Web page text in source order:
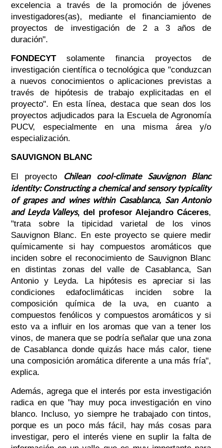
excelencia a través de la promoción de jóvenes
investigadores(as), mediante el financiamiento de
proyectos de investigación de 2 a 3 años de
duración".
FONDECYTsolamente financia proyectos de
investigación científica o tecnológica que "conduzcan
a nuevos conocimientos o aplicaciones previstas a
través de hipótesis de trabajo explicitadas en el
proyecto". En esta línea, destaca que sean dos los
proyectos adjudicados para la Escuela de Agronomía
PUCV, especialmente en una misma área y/o
especialización.
SAUVIGNON BLANC
El proyecto Chilean cool-climate Sauvignon Blanc
identity: Constructing a chemical and sensory typicality
of grapes and wines within Casablanca, San Antonio
and Leyda Valleys, del profesor Alejandro Cáceres,
"trata sobre la tipicidad varietal de los vinos
Sauvignon Blanc. En este proyecto se quiere medir
químicamente si hay compuestos aromáticos que
inciden sobre el reconocimiento de Sauvignon Blanc
en distintas zonas del valle de Casablanca, San
Antonio y Leyda. La hipótesis es apreciar si las
condiciones edafoclimáticas inciden sobre la
composición química de la uva, en cuanto a
compuestos fenólicos y compuestos aromáticos y si
esto va a influir en los aromas que van a tener los
vinos, de manera que se podría señalar que una zona
de Casablanca donde quizás hace más calor, tiene
una composición aromática diferente a una más fría",
explica.
Además, agrega que el interés por esta investigación
radica en que "hay muy poca investigación en vino
blanco. Incluso, yo siempre he trabajado con tintos,
porque es un poco más fácil, hay más cosas para
investigar, pero el interés viene en suplir la falta de